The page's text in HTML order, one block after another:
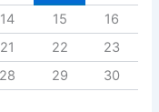
14 15
16
21 22
23
28 29
30